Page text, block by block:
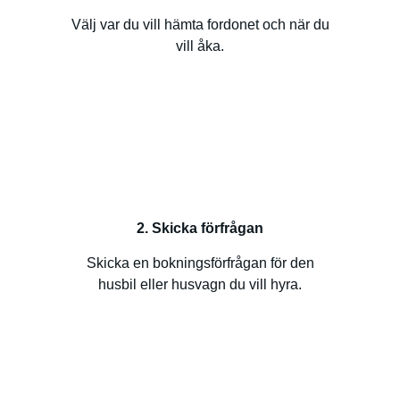
Välj var du vill hämta fordonet och när du
vill åka.
2. Skicka förfrågan
Skicka en bokningsförfrågan för den
husbil eller husvagn du vill hyra.